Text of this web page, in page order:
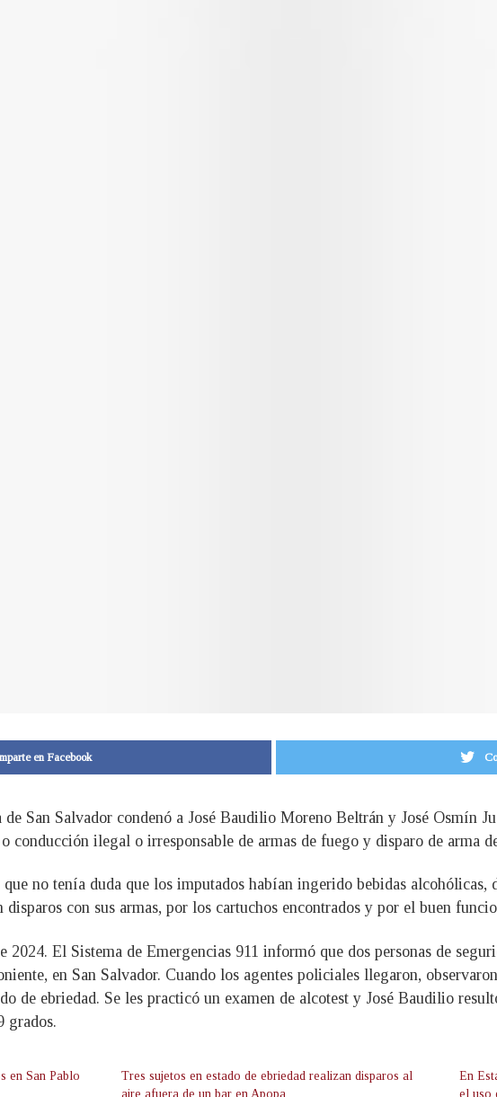
en Facebook
San Salvador condenó a José Baudilio Moreno Beltrán y José Osmín
conducción ilegal o irresponsable de armas de fuego y disparo de arma
no tenía duda que los imputados habían ingerido bebidas alcohólicas,
disparos con sus armas, por los cartuchos encontrados y por el buen
El Sistema de Emergencias 911 informó que dos personas de
en San Salvador. Cuando los agentes policiales llegaron,
de ebriedad. Se les practicó un examen de alcotest y José Baudilio
grados.
en San Pablo
Tres sujetos en estado de ebriedad realizan disparos al
aire afuera de un bar en Apopa
En
el uso